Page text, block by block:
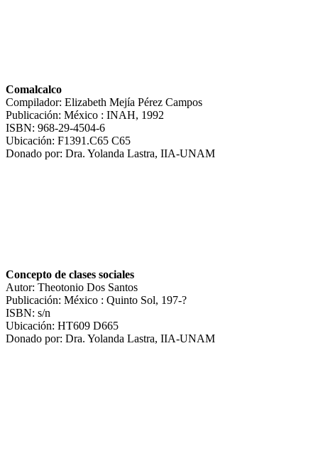
Comalcalco
Compilador: Elizabeth Mejía Pérez Campos
Publicación: México : INAH, 1992
ISBN: 968-29-4504-6
Ubicación: F1391.C65 C65
Donado por: Dra. Yolanda Lastra, IIA-UNAM
Concepto de clases sociales
Autor: Theotonio Dos Santos
Publicación: México : Quinto Sol, 197-?
ISBN: s/n
Ubicación: HT609 D665
Donado por: Dra. Yolanda Lastra, IIA-UNAM